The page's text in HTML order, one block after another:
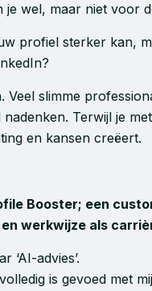
je wel, maar niet voor
profiel sterker kan,
Veel slimme
Terwijl je
en kansen creëert.
Booster; een
werkwijze als
‘AI-advies’.
is gevoed met